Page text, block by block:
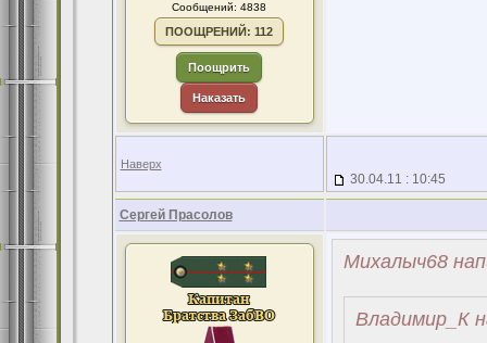
Сообщений: 4838
ПООЩРЕНИЙ: 112
Поощрить
Наказать
Наверх
30.04.11 : 10:45
Сергей Прасолов
Михалыч68
Владимир_К